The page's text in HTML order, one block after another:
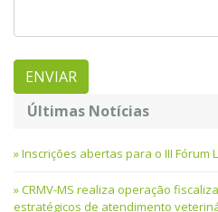
Últimas Notícias
Inscrições abertas para o III Fórum
CRMV-MS realiza operação
estratégicos de atendimento